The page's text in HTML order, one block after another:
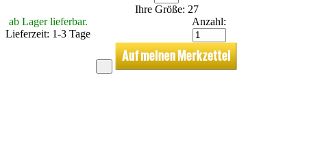
Ihre Größe: 27
ab Lager lieferbar.
Lieferzeit: 1-3 Tage
Anzahl: